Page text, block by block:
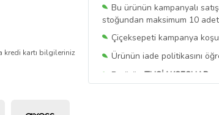
Bu ürünün kampanyalı
stoğundan maksimum 10
Çiçeksepeti kampanya
Ürünün iade politikasını
Bu ürün TUSİAKSESUAR
kredi kartı bilgileriniz